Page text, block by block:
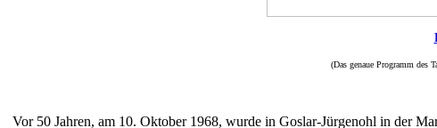
(Das genaue Programm des
Vor 50 Jahren, am 10. Oktober 1968, wurde in Goslar-Jürgenohl in der